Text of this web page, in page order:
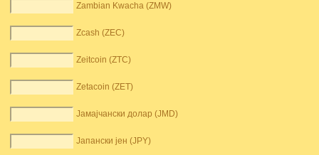
Zambian Kwacha (ZMW)
Zcash (ZEC)
Zeitcoin (ZTC)
Zetacoin (ZET)
Јамајчански долар (JMD)
Јапански јен (JPY)